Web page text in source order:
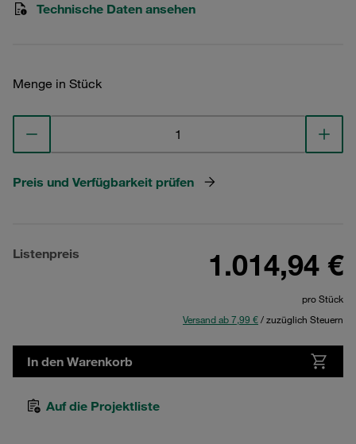
Technische Daten ansehen
Menge in Stück
Preis und Verfügbarkeit prüfen
Listenpreis 1.014,94 €
pro Stück
Versand ab 7,99 €/ zuzüglich Steuern
In den Warenkorb
Auf die Projektliste